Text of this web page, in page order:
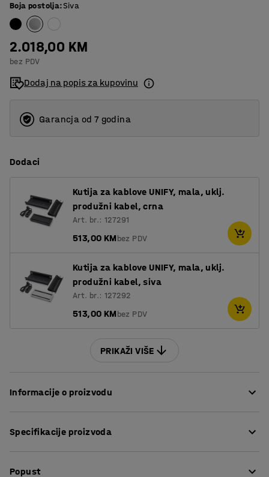
Boja postolja:Siva
2.018,00 KM
bez PDV
Dodaj na popis za kupovinu
Garancja od 7 godina
Dodaci
Kutija za kablove UNIFY, mala, uklj.
produžni kabel, crna
Art. br.: 127291
513,00 KMbez PDV
Kutija za kablove UNIFY, mala, uklj.
produžni kabel, siva
Art. br.: 127292
513,00 KMbez PDV
PRIKAŽI VIŠE
Informacije o proizvodu
za moderne urede. Jednostavnost stola čini ga
Specifikacije proizvoda
Visina:
Popust